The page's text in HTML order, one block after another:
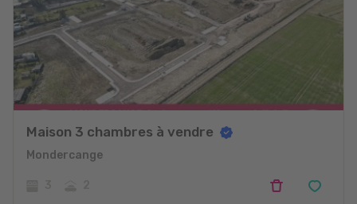
Maison 3 chambres à vendre
Mondercange